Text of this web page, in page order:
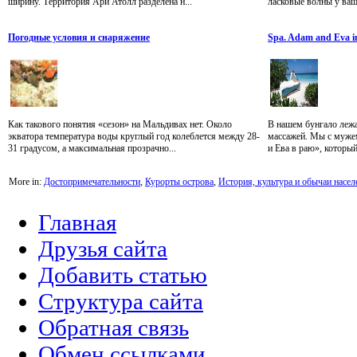
Погодные условия и снаряжение
Как такового понятия «сезон» на Мальдивах нет. Около
экватора температура воды круглый год колеблется между 28-
31 градусом, а максимальная прозрачно...
Spa. Adam and Eva
В нашем бунгало
массажей. Мы с
и Ева в раю»,
More in: Достопримечательности, Курорты острова, История, культура и обычаи
Главная
Друзья сайта
Добавить статью
Структура сайта
Обратная связь